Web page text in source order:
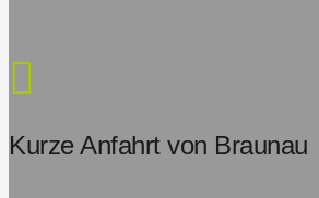
Kurze Anfahrt von Braunau